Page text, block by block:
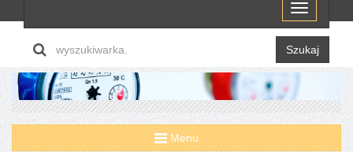
Menu
Szukaj
Menu